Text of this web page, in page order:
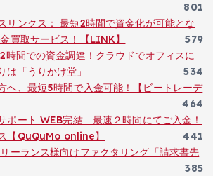
801
リンクス： 最短2時間で資金化が可能とな
買取サービス！【LINK】
579
時間での資金調達！クラウドでオフィスに
は「うりかけ堂」
534
へ、最短5時間で入金可能！【ビートレーデ
464
ポート WEB完結 最速２時間にてご入金！
【QuQuMo online】
441
ーランス様向けファクタリング「請求書先
385